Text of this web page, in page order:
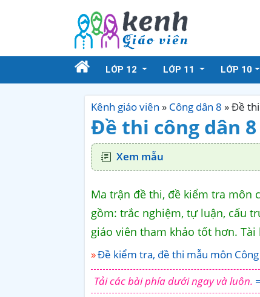
LỚP 12 LỚP 11 LỚP 10
Kênh giáo viên » Công dân 8 »Đề thi
Đề thi công dân
Xem mẫu
Ma trận đề thi, đề kiểm tra môn
gồm: trắc nghiệm, tự luận, cấu
giáo viên tham khảo tốt hơn.
Đề kiểm tra, đề thi mẫu môn
Tải các bài phía dưới ngay và luôn.